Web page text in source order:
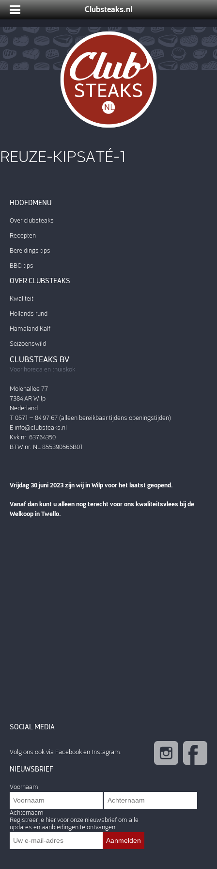
Clubsteaks.nl
REUZE-KIPSATÉ-1
HOOFDMENU
Over clubsteaks
Recepten
Bereidings tips
BBQ tips
OVER CLUBSTEAKS
Kwaliteit
Hollands rund
Hamaland Kalf
Seizoenswild
CLUBSTEAKS BV
Voor horeca en thuiskok
Molenallee 77
7384 AR Wilp
Nederland
T 0571 – 84 97 67 (alleen bereikbaar tijdens openingstijden)
E info@clubsteaks.nl
Kvk nr. 63764350
BTW nr. NL 855390566B01
Vrijdag 30 juni 2023 zijn wij in Wilp voor het laatst geopend.
Vanaf dan kunt u alleen nog terecht voor ons kwaliteitsvlees bij de
Welkoop in Twello.
SOCIAL MEDIA
Volg ons ook via Facebook en Instagram.
NIEUWSBRIEF
Voornaam
Achternaam
Registreer je hier voor onze nieuwsbrief om alle
updates en aanbiedingen te ontvangen.